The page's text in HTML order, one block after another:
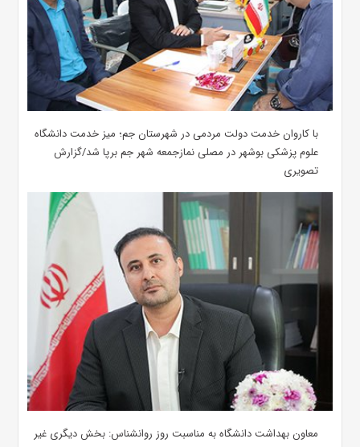
با کاروان خدمت دولت مردمی در شهرستان جم؛ میز خدمت دانشگاه
علوم پزشکی بوشهر در مصلی نمازجمعه شهر جم برپا شد/گزارش
تصویری
معاون بهداشت دانشگاه به مناسبت روز روانشناس: بخش دیگری غیر